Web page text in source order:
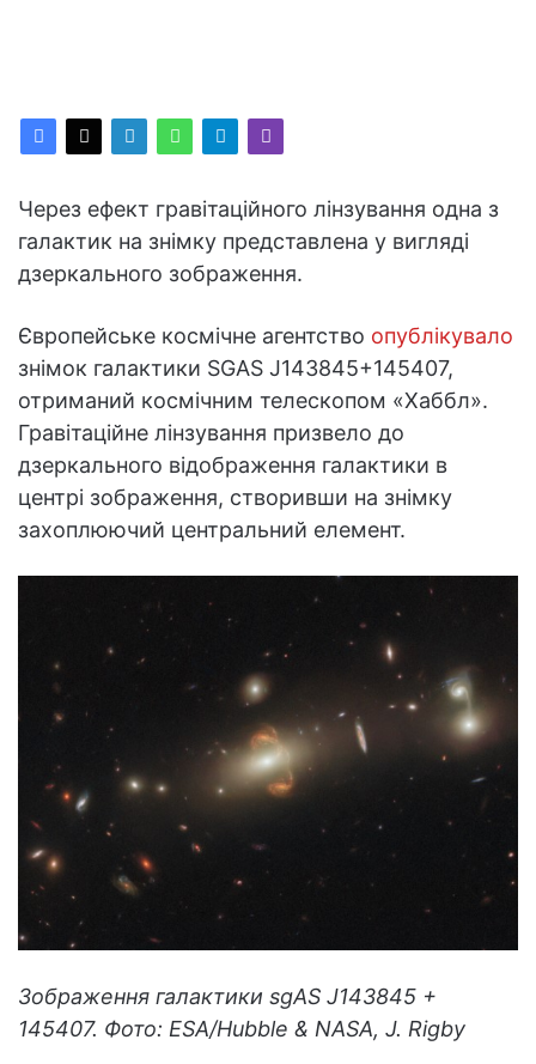
Через ефект гравітаційного лінзування одна з
галактик на знімку представлена у вигляді
дзеркального зображення.
Європейське космічне агентство опублікувало
знімок галактики SGAS J143845+145407,
отриманий космічним телескопом «Хаббл».
Гравітаційне лінзування призвело до
дзеркального відображення галактики в
центрі зображення, створивши на знімку
захоплюючий центральний елемент.
Зображення галактики sgAS J143845 +
145407. Фото: ESA/Hubble & NASA, J. Rigby